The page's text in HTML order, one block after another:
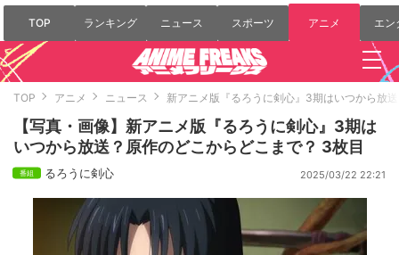
TOP ランキング ニュース スポーツ アニメ エン
TOP アニメ ニュース 新アニメ版『るろうに剣心』3期はいつから放
【写真・画像】新アニメ版『るろうに剣心』3期は
いつから放送？原作のどこからどこまで？ 3枚目
るろうに剣心 2025/03/22 22:21